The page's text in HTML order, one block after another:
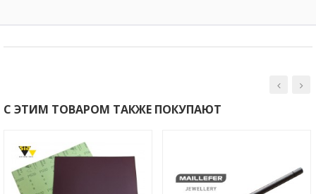
С ЭТИМ ТОВАРОМ ТАКЖЕ ПОКУПАЮТ